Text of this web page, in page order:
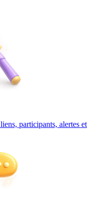
participants, alertes et